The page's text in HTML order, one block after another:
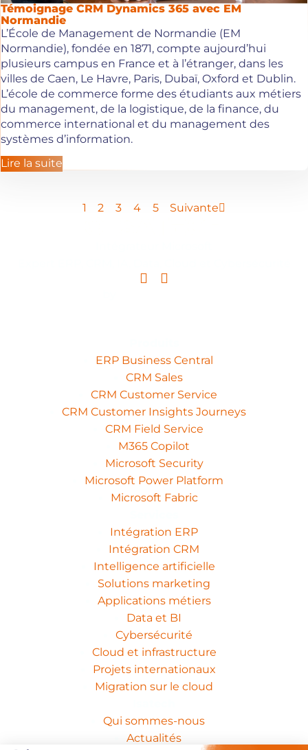
Témoignage CRM Dynamics 365 avec EM
Normandie
L’École de Management de Normandie (EM
Normandie), fondée en 1871, compte aujourd’hui
plusieurs campus en France et à l’étranger, dans les
villes de Caen, Le Havre, Paris, Dubaï, Oxford et Dublin.
L’école de commerce forme des étudiants aux métiers
du management, de la logistique, de la finance, du
commerce international et du management des
systèmes d’information.
Lire la suite
1 2 3 4 5 Suivante
Linkedin
ERP Business Central
CRM Sales
CRM Customer Service
CRM Customer Insights Journeys
CRM Field Service
M365 Copilot
Microsoft Security
Microsoft Power Platform
Microsoft Fabric
Intégration ERP
Intégration CRM
Intelligence artificielle
Solutions marketing
Applications métiers
Data et BI
Cybersécurité
Cloud et infrastructure
Projets internationaux
Migration sur le cloud
Qui sommes-nous
Actualités